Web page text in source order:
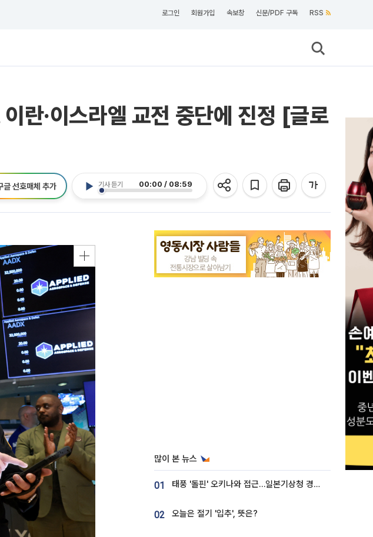
로그인 회원가입 속보창 신문/PDF 구독 RSS
란·이스라엘 교전 중단에 진정 [글로
기사 듣기 00:00 / 08:59
글 선호매체 추가
많이 본 뉴스
01 태풍 '돌핀' 오키나와 접근…일본기상청 경로 업데이트
02 오늘은 절기 '입추', 뜻은?